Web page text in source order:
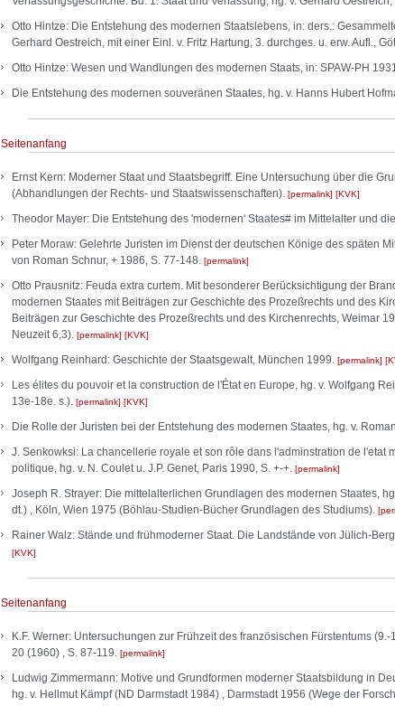
Otto Hintze: Die Entstehung des modernen Staatslebens, in: ders.:
Gerhard Oestreich, mit einer Einl. v. Fritz Hartung, 3. durchges. u. erw. Aufl.,
Otto Hintze: Wesen und Wandlungen des modernen Staats, in: SPAW-PH
Die Entstehung des modernen souveränen Staates, hg. v. Hanns Hubert
Seitenanfang
Ernst Kern: Moderner Staat und Staatsbegriff. Eine Untersuchung über die
(Abhandlungen der Rechts- und Staatswissenschaften). permalink KVK
Theodor Mayer: Die Entstehung des 'modernen' Staates# im Mittelalter und
Peter Moraw: Gelehrte Juristen im Dienst der deutschen Könige des späten
von Roman Schnur, + 1986, S. 77-148. permalink
Otto Prausnitz: Feuda extra curtem. Mit besonderer Berücksichtigung der
modernen Staates mit Beiträgen zur Geschichte des Prozeßrechts und des
Beiträgen zur Geschichte des Prozeßrechts und des Kirchenrechts, Weimar
Neuzeit 6,3). permalink KVK
Wolfgang Reinhard: Geschichte der Staatsgewalt, München 1999. permalink
Les élites du pouvoir et la construction de l'État en Europe, hg. v. Wolfgang
13e-18e. s.). permalink KVK
Die Rolle der Juristen bei der Entstehung des modernen Staates, hg. v.
J. Senkowksi: La chancellerie royale et son rôle dans l'adminstration de
politique, hg. v. N. Coulet u. J.P. Genet, Paris 1990, S. +-+. permalink
Joseph R. Strayer: Die mittelalterlichen Grundlagen des modernen Staates,
dt.) , Köln, Wien 1975 (Böhlau-Studien-Bücher Grundlagen des Studiums).
Rainer Walz: Stände und frühmoderner Staat. Die Landstände von Jülich-
KVK
Seitenanfang
K.F. Werner: Untersuchungen zur Frühzeit des französischen Fürstentums
20 (1960) , S. 87-119. permalink
Ludwig Zimmermann: Motive und Grundformen moderner Staatsbildung in
hg. v. Hellmut Kämpf (ND Darmstadt 1984) , Darmstadt 1956 (Wege der